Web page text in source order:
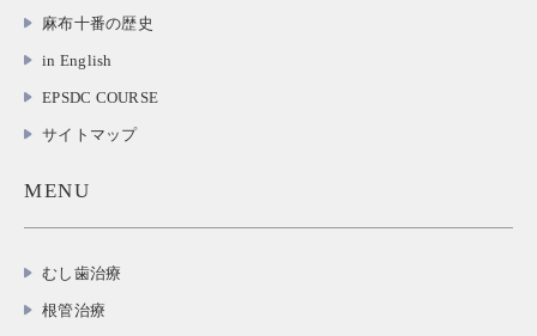
麻布十番の歴史
in English
EPSDC COURSE
サイトマップ
MENU
むし歯治療
根管治療